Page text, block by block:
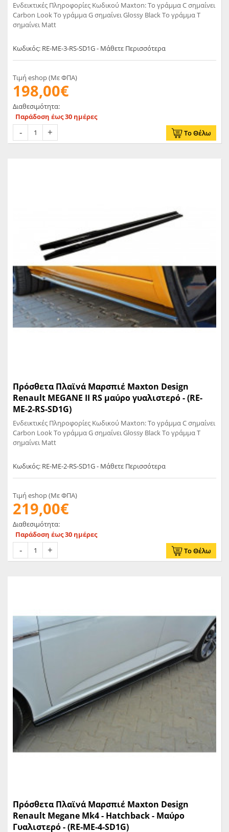
Ενδεικτικές Πληροφορίες Κωδικού Maxton: Το γράμμα C σημαίνει
Carbon Look Το γράμμα G σημαίνει Glossy Black Το γράμμα T
σημαίνει Matt
Κωδικός: RE-ME-3-RS-SD1G - Μάθετε Περισσότερα
Τιμή eshop (Με ΦΠΑ)
198,00€
Διαθεσιμότητα:
Παράδοση έως 30 ημέρες
Το Θέλω
Πρόσθετα Πλαϊνά Μαρσπιέ Maxton Design
Renault MEGANE II RS μαύρο γυαλιστερό - (RE-
ME-2-RS-SD1G)
Ενδεικτικές Πληροφορίες Κωδικού Maxton: Το γράμμα C σημαίνει
Carbon Look Το γράμμα G σημαίνει Glossy Black Το γράμμα T
σημαίνει Matt
Κωδικός: RE-ME-2-RS-SD1G - Μάθετε Περισσότερα
Τιμή eshop (Με ΦΠΑ)
219,00€
Διαθεσιμότητα:
Παράδοση έως 30 ημέρες
Το Θέλω
Πρόσθετα Πλαϊνά Μαρσπιέ Maxton Design
Renault Megane Mk4 - Hatchback - Μαύρο
Γυαλιστερό - (RE-ME-4-SD1G)